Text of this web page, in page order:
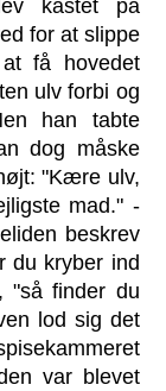
kastet på
for at slippe
få hovedet
ulv forbi og
han tabte
dog måske
"Kære ulv,
mad." -
beskrev
du kryber ind
"så finder du
lod sig det
var blevet